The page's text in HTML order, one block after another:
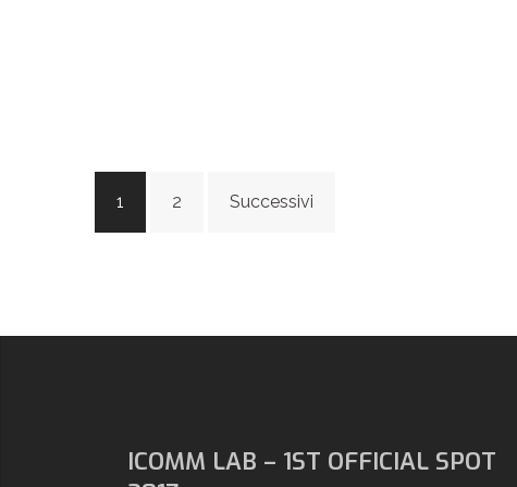
Navigazione
articoli
1 2 Successivi
ICOMM LAB – 1ST OFFICIAL SPOT